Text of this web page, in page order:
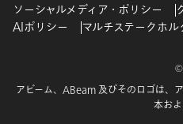
ソーシャルメディア・ポリシー
AIポリシー
マルチステークホル
アビーム、ABeam 及びそのロゴは、
本お